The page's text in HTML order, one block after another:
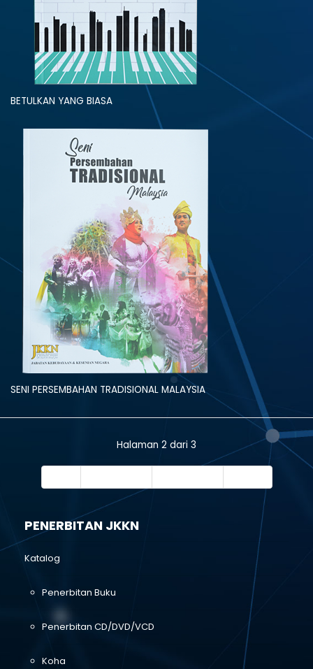
BETULKAN YANG BIASA
SENI PERSEMBAHAN TRADISIONAL MALAYSIA
Halaman 2 dari 3
PENERBITAN JKKN
Katalog
Penerbitan Buku
Penerbitan CD/DVD/VCD
Koha